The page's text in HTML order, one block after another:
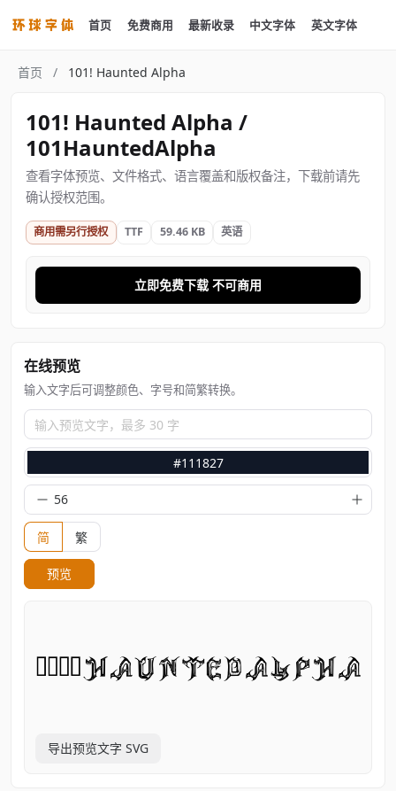
首页 免费商用 最新收录 中文字体 英文字体
首页 / 101! Haunted Alpha
101! Haunted Alpha /
101HauntedAlpha
查看字体预览、文件格式、语言覆盖和版权备注，下载前请先
确认授权范围。
商用需另行授权 TTF 59.46 KB 英语
立即免费下载 不可商用
在线预览
输入文字后可调整颜色、字号和简繁转换。
输入预览文字，最多 30 字
#111827
简 繁
预览
导出预览文字 SVG